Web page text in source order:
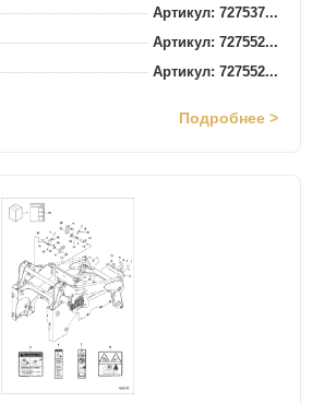
Артикул: 727537...
Артикул: 727552...
Артикул: 727552...
Подробнее >